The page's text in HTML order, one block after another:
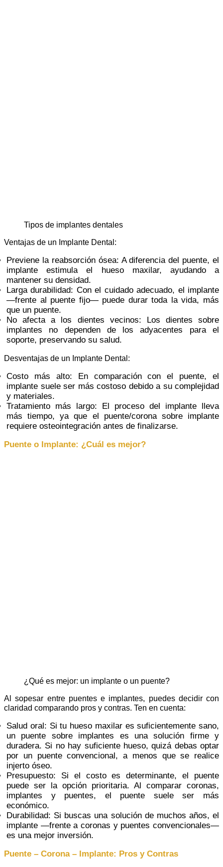
Tipos de implantes dentales
Ventajas de un Implante Dental:
Previene la reabsorción ósea: A diferencia del puente, el
implante estimula el hueso maxilar, ayudando a
mantener su densidad.
Larga durabilidad: Con el cuidado adecuado, el implante
—frente al puente fijo— puede durar toda la vida, más
que un puente.
No afecta a los dientes vecinos: Los dientes sobre
implantes no dependen de los adyacentes para el
soporte, preservando su salud.
Desventajas de un Implante Dental:
Costo más alto: En comparación con el puente, el
implante suele ser más costoso debido a su complejidad
y materiales.
Tratamiento más largo: El proceso del implante lleva
más tiempo, ya que el puente/corona sobre implante
requiere osteointegración antes de finalizarse.
Puente o Implante: ¿Cuál es mejor?
¿Qué es mejor: un implante o un puente?
Al sopesar entre puentes e implantes, puedes decidir con
claridad comparando pros y contras. Ten en cuenta:
Salud oral: Si tu hueso maxilar es suficientemente sano,
un puente sobre implantes es una solución firme y
duradera. Si no hay suficiente hueso, quizá debas optar
por un puente convencional, a menos que se realice
injerto óseo.
Presupuesto: Si el costo es determinante, el puente
puede ser la opción prioritaria. Al comparar coronas,
implantes y puentes, el puente suele ser más
económico.
Durabilidad: Si buscas una solución de muchos años, el
implante —frente a coronas y puentes convencionales—
es una mejor inversión.
Puente – Corona – Implante: Pros y Contras